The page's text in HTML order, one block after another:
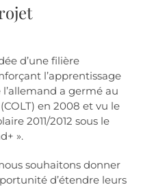
d’une filière
l’apprentissage
l’allemand a germé au
en 2008 et vu le
2011/2012 sous le
».
souhaitons donner
d’étendre leurs